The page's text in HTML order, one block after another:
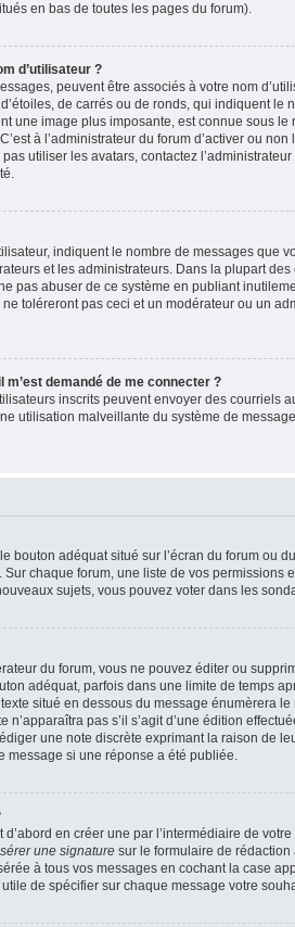
en bas de toutes les pages du forum).
d’utilisateur ?
peuvent être associés à votre nom
de carrés ou de ronds, qui indiquent le
une image plus imposante, est connue sous le
à l’administrateur du forum d’activer ou
utiliser les avatars, contactez
indiquent le nombre de messages que
et les administrateurs. Dans la plupart
pas abuser de ce système en publiant
toléreront pas ceci et un modérateur ou un
m’est demandé de me connecter ?
inscrits peuvent envoyer des courriels
utilisation malveillante du système de
bouton adéquat situé sur l’écran du forum ou
chaque forum, une liste de vos permissions
sujets, vous pouvez voter dans les
du forum, vous ne pouvez éditer ou
adéquat, parfois dans une limite de temps
situé en dessous du message énumèrera le
pas s’il s’agit d’une édition
une note discrète exprimant la raison de
message si une réponse a été publiée.
en créer une par l’intermédiaire de
une signature sur le formulaire de rédaction
à tous vos messages en cochant la case
de spécifier sur chaque message votre